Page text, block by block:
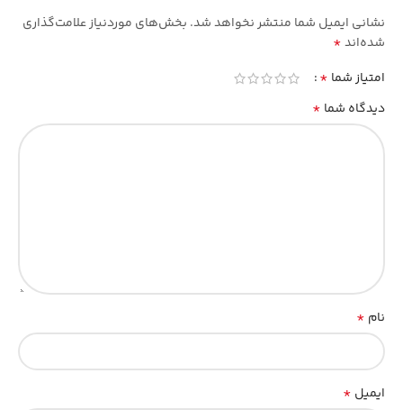
نشانی ایمیل شما منتشر نخواهد شد. بخش‌های موردنیاز علامت‌گذاری
شده‌اند*
امتیاز شما *
دیدگاه شما *
نام *
ایمیل *